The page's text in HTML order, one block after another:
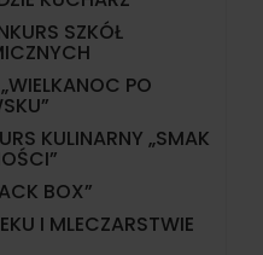
SZKÓŁ
PO
KULINARNY „SMAK
BOX”
I MLECZARSTWIE